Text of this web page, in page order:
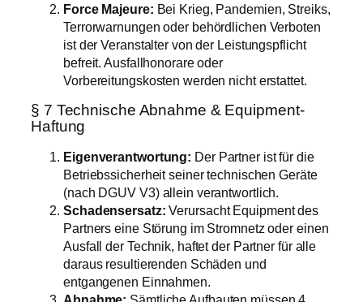
Force Majeure: Bei Krieg, Pandemien, Streiks,
Terrorwarnungen oder behördlichen Verboten
ist der Veranstalter von der Leistungspflicht
befreit. Ausfallhonorare oder
Vorbereitungskosten werden nicht erstattet.
§ 7 Technische Abnahme & Equipment-
Haftung
Eigenverantwortung: Der Partner ist für die
Betriebssicherheit seiner technischen Geräte
(nach DGUV V3) allein verantwortlich.
Schadensersatz: Verursacht Equipment des
Partners eine Störung im Stromnetz oder einen
Ausfall der Technik, haftet der Partner für alle
daraus resultierenden Schäden und
entgangenen Einnahmen.